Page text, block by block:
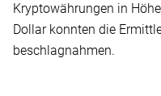
Kryptowährungen in
Dollar konnten die
beschlagnahmen.